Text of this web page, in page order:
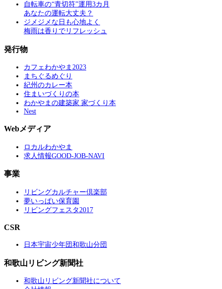
自転車の“青切符”運用3カ月
あなたの運転大丈夫？
ジメジメな日も心地よく
梅雨は香りでリフレッシュ
発行物
カフェわかやま2023
まちぐるめぐり
紀州のカレー本
住まいづくりの本
わかやまの建築家 家づくり本
Nest
Webメディア
ロカルわかやま
求人情報GOOD-JOB-NAVI
事業
リビングカルチャー倶楽部
夢いっぱい保育園
リビングフェスタ2017
CSR
日本宇宙少年団和歌山分団
和歌山リビング新聞社
和歌山リビング新聞社について